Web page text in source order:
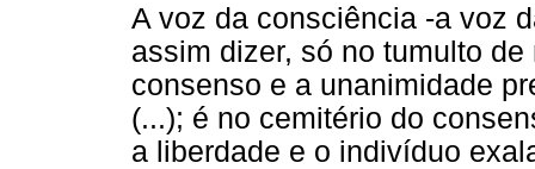
A voz da consciência -a voz
assim dizer, só no tumulto
consenso e a unanimidade
(...); é no cemitério do
a liberdade e o indivíduo